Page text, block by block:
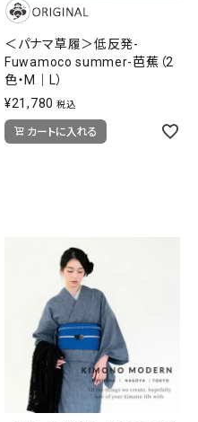
10,000-20,000円
んで検索
＜パナマ草履＞低反発-
Fuwamoco summer-芭蕉（2
色・M｜L）
¥21,780 税込
カートに入れる